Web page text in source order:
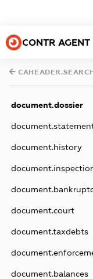
CONTR AGENT
document.dossier
document.history
document.court
document.taxdebts
document.balances